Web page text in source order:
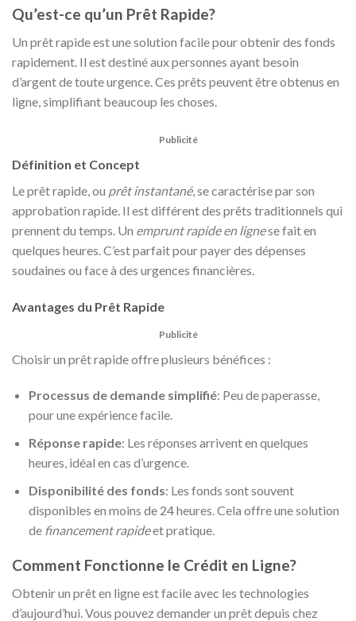
Qu’est-ce qu’un Prêt Rapide?
Un prêt rapide est une solution facile pour obtenir des fonds
rapidement. Il est destiné aux personnes ayant besoin
d’argent de toute urgence. Ces prêts peuvent être obtenus en
ligne, simplifiant beaucoup les choses.
Publicité
Définition et Concept
Le prêt rapide, ou prêt instantané, se caractérise par son
approbation rapide. Il est différent des prêts traditionnels qui
prennent du temps. Un emprunt rapide en lignese fait en
quelques heures. C’est parfait pour payer des dépenses
soudaines ou face à des urgences financières.
Avantages du Prêt Rapide
Publicité
Choisir un prêt rapide offre plusieurs bénéfices :
Processus de demande simplifié: Peu de paperasse,
pour une expérience facile.
Réponse rapide: Les réponses arrivent en quelques
heures, idéal en cas d’urgence.
Disponibilité des fonds: Les fonds sont souvent
disponibles en moins de 24 heures. Cela offre une solution
de financement rapideet pratique.
Comment Fonctionne le Crédit en Ligne?
Obtenir un prêt en ligne est facile avec les technologies
d’aujourd’hui. Vous pouvez demander un prêt depuis chez